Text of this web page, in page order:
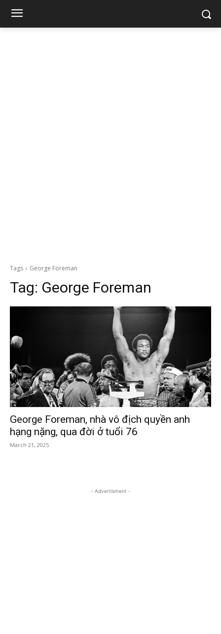
Tags George Foreman
Tag: George Foreman
George Foreman, nhà vô địch quyền anh
hạng nặng, qua đời ở tuổi 76
March 21, 2025
- Advertisment -